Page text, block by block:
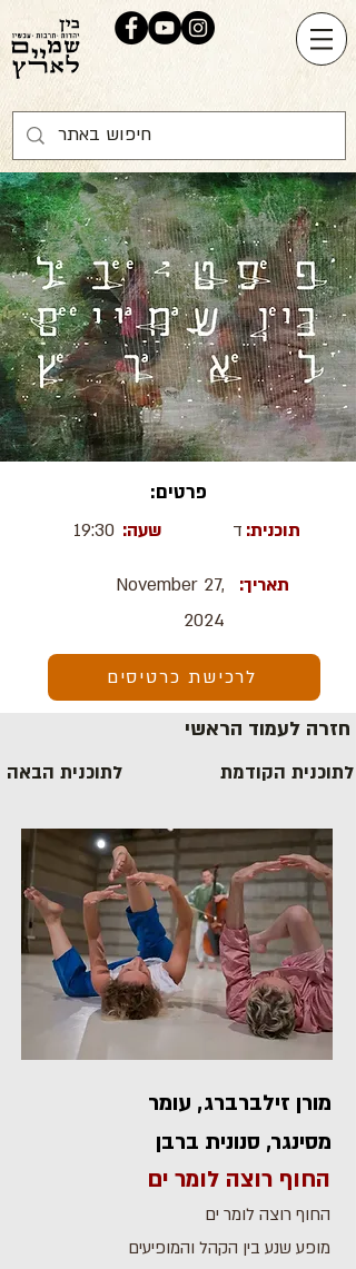
פרטים:
שעה: 19:30 ד תוכנית:
November 27,
2024
תאריך:
לרכישת כרטיסים
חזרה לעמוד הראשי
לתוכנית הבאה לתוכנית הקודמת
מורן זילברברג, עומר
מסינגר, סנונית ברבן
החוף רוצה לומר ים
החוף רוצה לומר ים
מופע שנע בין הקהל והמופיעים